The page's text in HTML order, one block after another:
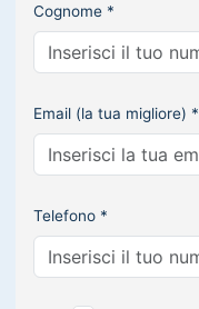
Cognome *
Email (la tua migliore) *
Telefono *